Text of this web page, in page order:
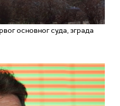
основног суда, зграда